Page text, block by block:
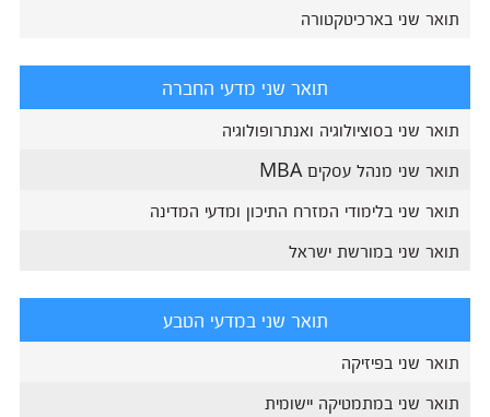
תואר שני בארכיטקטורה
תואר שני מדעי החברה
תואר שני בסוציולוגיה ואנתרופולוגיה
תואר שני מנהל עסקים MBA
תואר שני בלימודי המזרח התיכון ומדעי המדינה
תואר שני במורשת ישראל
תואר שני במדעי הטבע
תואר שני בפיזיקה
תואר שני במתמטיקה יישומית